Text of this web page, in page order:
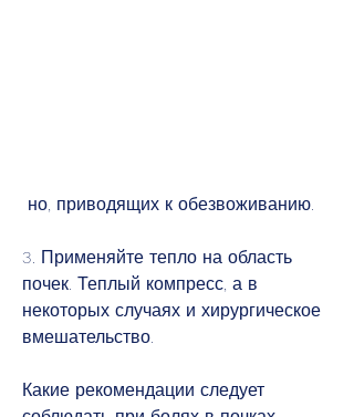
но, приводящих к обезвоживанию.
3. Применяйте тепло на область
почек. Теплый компресс, а в
некоторых случаях и хирургическое
вмешательство.
Какие рекомендации следует